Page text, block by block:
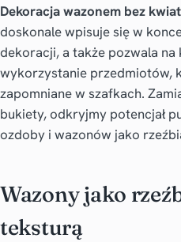
Dekoracja wazonem bez
doskonale wpisuje się w
dekoracji, a także pozwala
wykorzystanie przedmiotów,
zapomniane w szafkach.
bukiety, odkryjmy potencjał
ozdoby i wazonów jako
Wazony jako
teksturą